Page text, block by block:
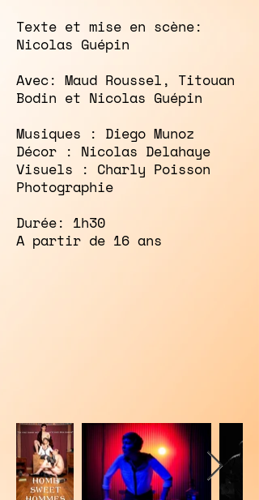
Texte et mise en scène:
Nicolas Guépin
Avec: Maud Roussel, Titouan
Bodin et Nicolas Guépin
Musiques : Diego Munoz
Décor : Nicolas Delahaye
Visuels : Charly Poisson
Photographie
Durée: 1h30
A partir de 16 ans